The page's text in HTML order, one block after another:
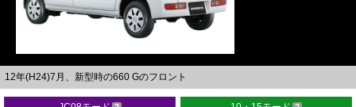
12年(H24)7月、新型時の660 Gのフロント